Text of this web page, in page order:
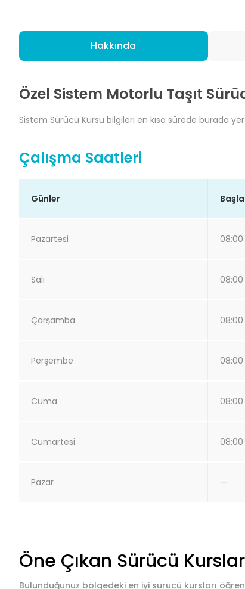
Hakkında
Özel Sistem Motorlu Taşıt
Sistem Sürücü Kursu bilgileri en kısa sürede burada
Çalışma Saatleri
Günler
Pazartesi 08:00
Salı 08:00
Çarşamba 08:00
Perşembe 08:00
Cuma 08:00
Cumartesi 08:00
Pazar —
Öne Çıkan Sürücü
Bulunduğunuz bölgedeki en iyi sürücü kursları